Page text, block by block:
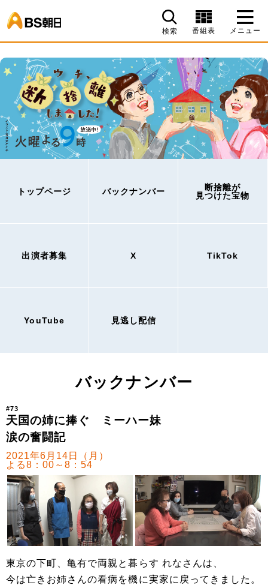
検索 番組表 メニュー
トップページ バックナンバー
断捨離が
見つけた宝物
出演者募集 X TikTok
YouTube 見逃し配信
バックナンバー
#73
天国の姉に捧ぐ ミーハー妹
涙の奮闘記
2021年6月14日（月）
よる8：00～8：54
東京の下町、亀有で両親と暮らす れなさんは、
今は亡きお姉さんの看病を機に実家に戻ってきました。